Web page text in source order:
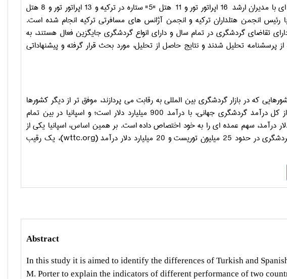
مدیران ارشد 16
اپراتور تور و 11 هتل "
5
"ستاره در ترکیه و 13 اپراتور تور و 8
هتل
انجمن هتل­داران ترکیه و انجمن آژانس های مسافرتی ترکیه انجام شده است.
تقاضای گردشگری در تمام سال و دارای انواع گردشگری جایگزین فعال هستند، به
پرسشنامه تحلیل شدند و نتایج حاصل از تحلیل، مورد بحث قرار گرفته و پیشنهاداتی
که در بازار گردشگری بین المللی به رقابت می پردازند، موفق تر از دیگر کشورها
میلیارد دلار است؛ و اسپانیا در بین تمام
. بر همین اساس، اسپانیا یکی از
در حدود 25
میلیون توریست و 20 میلیارد دلار درآمد (wttc.org)، یک رقیب
Abstract
In this study it is aimed to identify the differences of Turkish and
M. Porter to explain the indicators of different performance of two